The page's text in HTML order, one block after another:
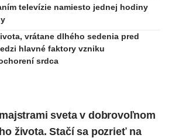
televízie namiesto jednej hodiny
vrátane dlhého sedenia pred
hlavné faktory vzniku
srdca
sveta v dobrovoľnom
života. Stačí sa pozrieť na